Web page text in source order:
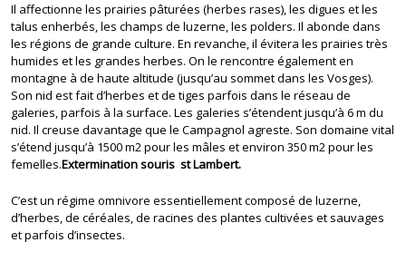
Il affectionne les prairies pâturées (herbes rases), les digues et les
talus enherbés, les champs de luzerne, les polders. Il abonde dans
les régions de grande culture. En revanche, il évitera les prairies très
humides et les grandes herbes. On le rencontre également en
montagne à de haute altitude (jusqu’au sommet dans les Vosges).
Son nid est fait d’herbes et de tiges parfois dans le réseau de
galeries, parfois à la surface. Les galeries s’étendent jusqu’à 6 m du
nid. Il creuse davantage que le Campagnol agreste. Son domaine vital
s’étend jusqu’à 1500 m2 pour les mâles et environ 350 m2 pour les
femelles.Extermination souris st Lambert.
C’est un régime omnivore essentiellement composé de luzerne,
d’herbes, de céréales, de racines des plantes cultivées et sauvages
et parfois d’insectes.